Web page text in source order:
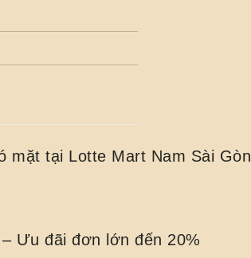
mặt tại Lotte Mart Nam Sài Gòn
Ưu đãi đơn lớn đến 20%